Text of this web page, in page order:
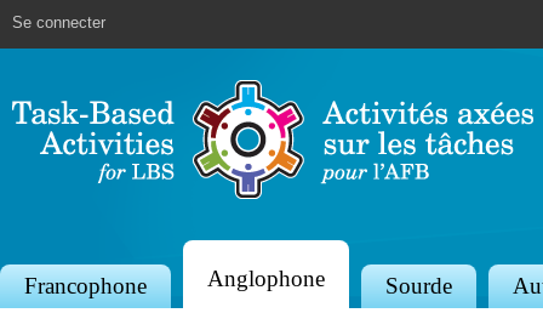
Se connecter
SFrancophone Anglophone Sourde